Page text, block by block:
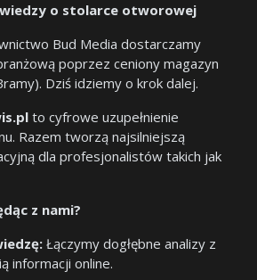
o stolarce otworowej
Bud Media dostarczamy
poprzez ceniony magazyn
Dziś idziemy o krok dalej.
to cyfrowe uzupełnienie
Razem tworzą najsilniejszą
dla profesjonalistów takich jak
z nami?
Łączymy dogłębne analizy z
informacji online.